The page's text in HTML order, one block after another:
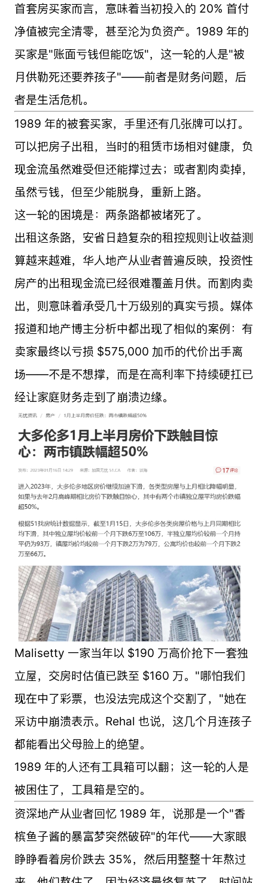
首套房买家而言，意味着当初投入的 20% 首付
净值被完全清零，甚至沦为负资产。1989 年的
买家是"账面亏钱但能吃饭"，这一轮的人是"被
月供勒死还要养孩子"——前者是财务问题，后
者是生活危机。
1989 年的被套买家，手里还有几张牌可以打。
可以把房子出租，当时的租赁市场相对健康，负
现金流虽然难受但还能撑过去；或者割肉卖掉，
虽然亏钱，但至少能脱身，重新上路。
这一轮的困境是：两条路都被堵死了。
出租这条路，安省日趋复杂的租控规则让收益测
算越来越难，华人地产从业者普遍反映，投资性
房产的出租现金流已经很难覆盖月供。而割肉卖
出，则意味着承受几十万级别的真实亏损。媒体
报道和地产博主分析中都出现了相似的案例：有
卖家最终以亏损 $575,000 加币的代价出手离
场——不是不想撑，而是在高利率下持续硬扛已
经让家庭财务走到了崩溃边缘。
Malisetty 一家当年以 $190 万高价抢下一套独
立屋，交房时估值已跌至 $160 万。"哪怕我们
现在中了彩票，也没法完成这个交割了，"她在
采访中崩溃表示。Rehal 也说，这几个月连孩子
都能看出父母脸上的绝望。
1989 年的人还有工具箱可以翻；这一轮的人是
被困住了，工具箱是空的。
资深地产从业者回忆 1989 年，说那是一个"香
槟鱼子酱的暴富梦突然破碎"的年代——大家眼
睁睁看着房价跌去 35%，然后用整整十年熬过